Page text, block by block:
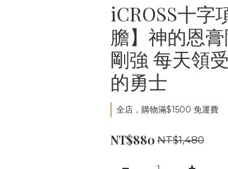
iCROSS十字
膽】神的恩
剛強 每天領
的勇士
全店，購物滿$1500 免運費
NT$880 NT$1,480